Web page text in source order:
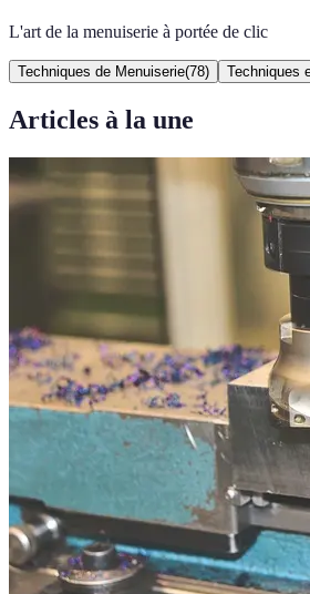
L'art de la menuiserie à portée de clic
Techniques de Menuiserie(78) Techniques
Articles à la une